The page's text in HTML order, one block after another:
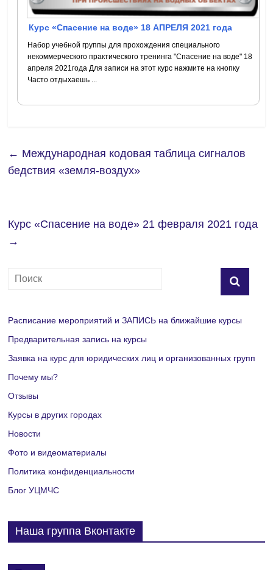
Курс «Спасение на воде» 18 АПРЕЛЯ 2021 года
Набор учебной группы для прохождения специального
некоммерческого практического тренинга "Спасение на воде" 18
апреля 2021года Для записи на этот курс нажмите на кнопку
Часто отдыхаешь ...
← Международная кодовая таблица сигналов
бедствия «земля-воздух»
Курс «Спасение на воде» 21 февраля 2021 года
→
Расписание мероприятий и ЗАПИСЬ на ближайшие курсы
Предварительная запись на курсы
Заявка на курс для юридических лиц и организованных групп
Почему мы?
Отзывы
Курсы в других городах
Новости
Фото и видеоматериалы
Политика конфиденциальности
Блог УЦМЧС
Наша группа Вконтакте